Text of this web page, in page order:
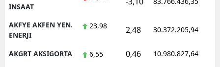
Nevşehir
INSAAT
AKFYE AKFEN YEN.
ENERJI
23,98 2,48 30.372.205,94
AKGRT AKSIGORTA 6,55 0,46 10.980.827,64